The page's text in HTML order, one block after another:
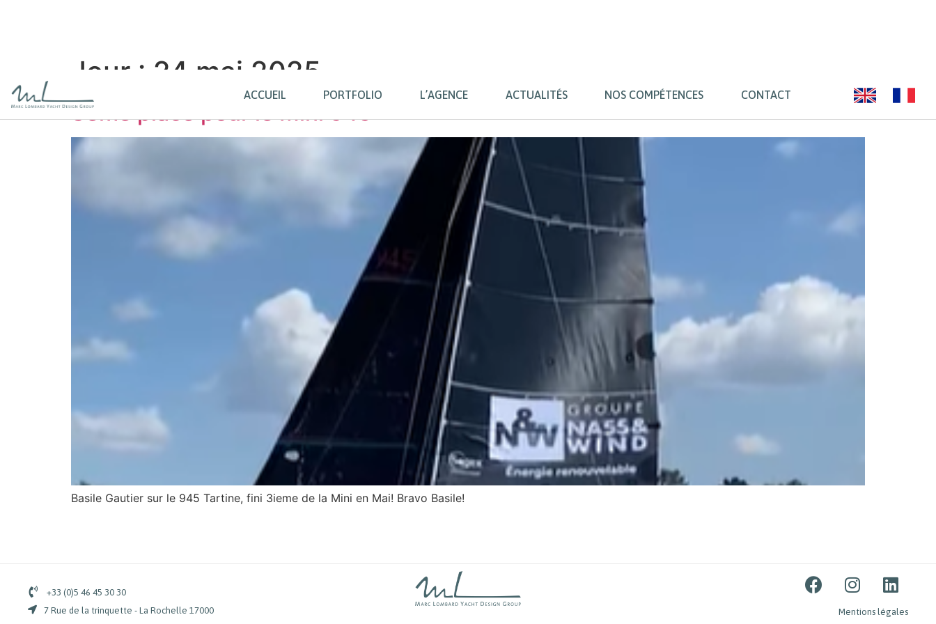
ACCUEIL PORTFOLIO L’AGENCE ACTUALITÉS NOS COMPÉTENCES CONTACT
Jour : 24 mai 2025
3ème place pour le Mini 945
Basile Gautier sur le 945 Tartine, fini 3ieme de la Mini en Mai! Bravo Basile!
+33 (0)5 46 45 30 30
7 Rue de la trinquette - La Rochelle 17000
Mentions légales